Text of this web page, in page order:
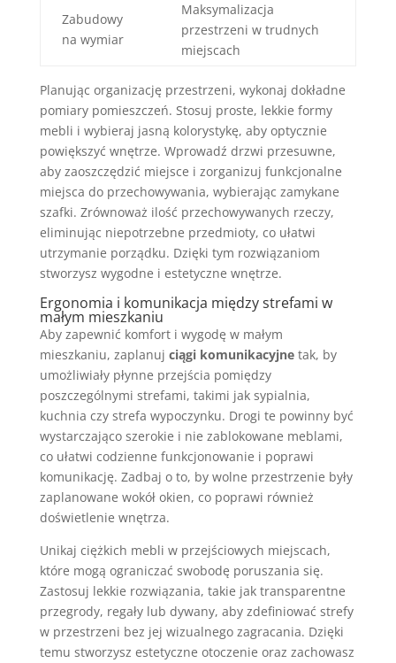
Zabudowy
na wymiar
Maksymalizacja
przestrzeni w trudnych
miejscach
Planując organizację przestrzeni, wykonaj dokładne
pomiary pomieszczeń. Stosuj proste, lekkie formy
mebli i wybieraj jasną kolorystykę, aby optycznie
powiększyć wnętrze. Wprowadź drzwi przesuwne,
aby zaoszczędzić miejsce i zorganizuj funkcjonalne
miejsca do przechowywania, wybierając zamykane
szafki. Zrównoważ ilość przechowywanych rzeczy,
eliminując niepotrzebne przedmioty, co ułatwi
utrzymanie porządku. Dzięki tym rozwiązaniom
stworzysz wygodne i estetyczne wnętrze.
Ergonomia i komunikacja między strefami w
małym mieszkaniu
Aby zapewnić komfort i wygodę w małym
mieszkaniu, zaplanuj ciągi komunikacyjnetak, by
umożliwiały płynne przejścia pomiędzy
poszczególnymi strefami, takimi jak sypialnia,
kuchnia czy strefa wypoczynku. Drogi te powinny być
wystarczająco szerokie i nie zablokowane meblami,
co ułatwi codzienne funkcjonowanie i poprawi
komunikację. Zadbaj o to, by wolne przestrzenie były
zaplanowane wokół okien, co poprawi również
doświetlenie wnętrza.
Unikaj ciężkich mebli w przejściowych miejscach,
które mogą ograniczać swobodę poruszania się.
Zastosuj lekkie rozwiązania, takie jak transparentne
przegrody, regały lub dywany, aby zdefiniować strefy
w przestrzeni bez jej wizualnego zagracania. Dzięki
temu stworzysz estetyczne otoczenie oraz zachowasz